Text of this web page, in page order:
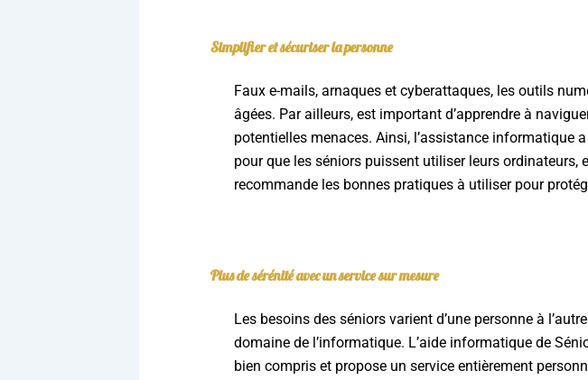
Simplifier et sécuriser la personne
Faux e-mails, arnaques et cyberattaques, les outils
âgées. Par ailleurs, est important d’apprendre à
potentielles menaces. Ainsi, l’assistance informatique
pour que les séniors puissent utiliser leurs ordinateurs,
recommande les bonnes pratiques à utiliser pour
Plus de sérénité avec un service sur mesure
Les besoins des séniors varient d’une personne à
domaine de l’informatique. L’aide informatique de
bien compris et propose un service entièrement